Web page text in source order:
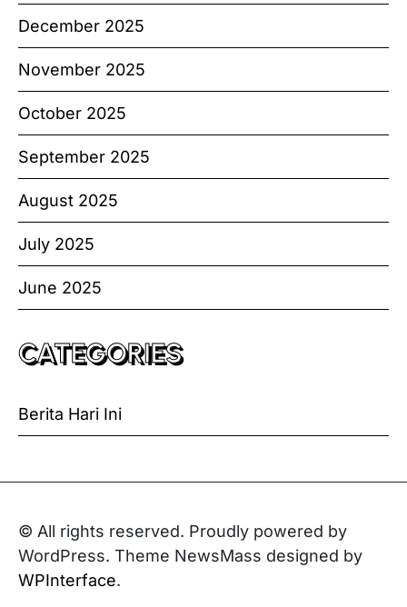
December 2025
November 2025
October 2025
September 2025
August 2025
July 2025
June 2025
CATEGORIES
Berita Hari Ini
© All rights reserved. Proudly powered by
WordPress. Theme NewsMass designed by
WPInterface.